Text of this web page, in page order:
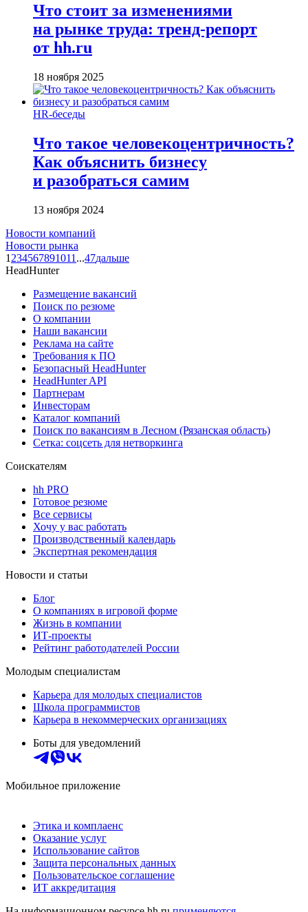
Что стоит за изменениями
на рынке труда: тренд-репорт
от hh.ru
18 ноября 2025
HR-беседы
Что такое человеко­центричность?
Как объяснить бизнесу
и разобраться самим
13 ноября 2024
Новости компаний
Новости рынка
1 234567891011 ...47дальше
HeadHunter
Размещение вакансий
Поиск по резюме
О компании
Наши вакансии
Реклама на сайте
Требования к ПО
Безопасный HeadHunter
HeadHunter API
Партнерам
Инвесторам
Каталог компаний
Поиск по вакансиям в Лесном (Рязанская область)
Сетка: соцсеть для нетворкинга
Соискателям
hh PRO
Готовое резюме
Все сервисы
Хочу у вас работать
Производственный календарь
Экспертная рекомендация
Новости и статьи
Блог
О компаниях в игровой форме
Жизнь в компании
ИТ-проекты
Рейтинг работодателей России
Молодым специалистам
Карьера для молодых специалистов
Школа программистов
Карьера в некоммерческих организациях
Боты для уведомлений
Мобильное приложение
Этика и комплаенс
Оказание услуг
Использование сайтов
Защита персональных данных
Пользовательское соглашение
ИТ аккредитация